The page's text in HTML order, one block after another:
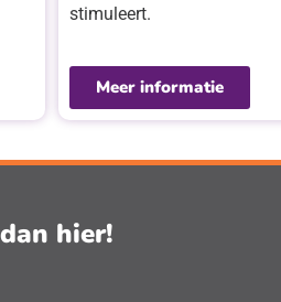
stimuleert.
Meer informatie
hier!